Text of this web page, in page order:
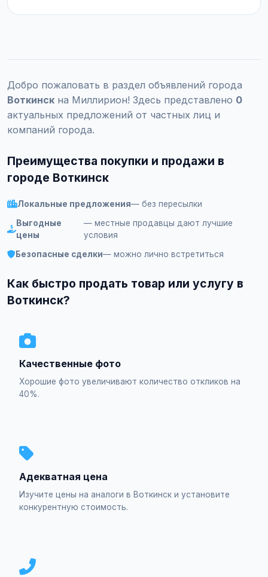
Добро пожаловать в раздел объявлений города
Воткинск на Миллирион! Здесь представлено 0
актуальных предложений от частных лиц и
компаний города.
Преимущества покупки и продажи в
городе Воткинск
Локальные предложения— без пересылки
Выгодные
цены
— местные продавцы дают лучшие
условия
Безопасные сделки— можно лично встретиться
Как быстро продать товар или услугу в
Воткинск?
Качественные фото
Хорошие фото увеличивают количество откликов на
40%.
Адекватная цена
Изучите цены на аналоги в Воткинск и установите
конкурентную стоимость.